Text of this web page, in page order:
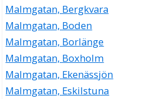
Malmgatan, Bergkvara
Malmgatan, Boden
Malmgatan, Borlänge
Malmgatan, Boxholm
Malmgatan, Ekenässjön
Malmgatan, Eskilstuna